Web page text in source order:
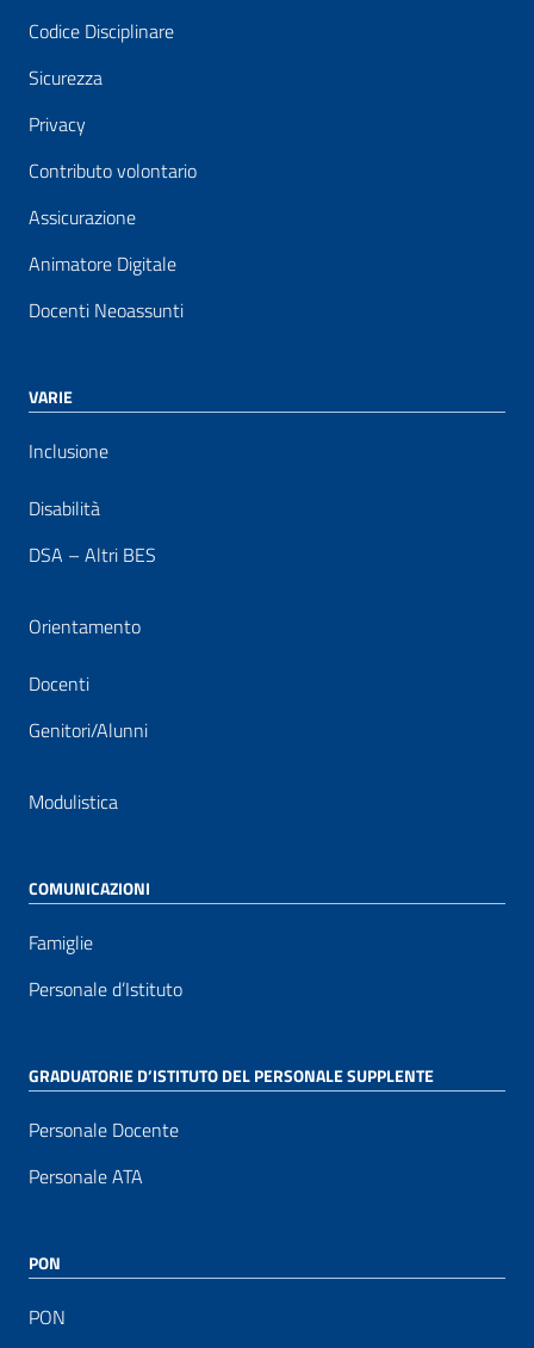
Codice Disciplinare
Sicurezza
Privacy
Contributo volontario
Assicurazione
Animatore Digitale
Docenti Neoassunti
VARIE
Inclusione
Disabilità
DSA – Altri BES
Orientamento
Docenti
Genitori/Alunni
Modulistica
COMUNICAZIONI
Famiglie
Personale d’Istituto
GRADUATORIE D’ISTITUTO DEL PERSONALE SUPPLENTE
Personale Docente
Personale ATA
PON
PON